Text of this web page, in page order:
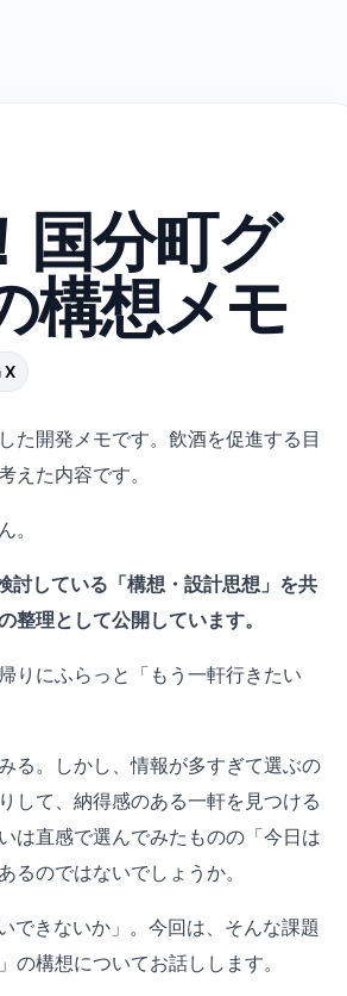
国分町グ
構想メモ
X
た開発メモです。飲酒を促進する目
えた内容です。
。
討している「構想・設計思想」を共
理として公開しています。
りにふらっと「もう一軒行きたい
る。しかし、情報が多すぎて選ぶの
して、納得感のある一軒を見つける
は直感で選んでみたものの「今日は
のではないでしょうか。
できないか」。今回は、そんな課題
構想についてお話しします。